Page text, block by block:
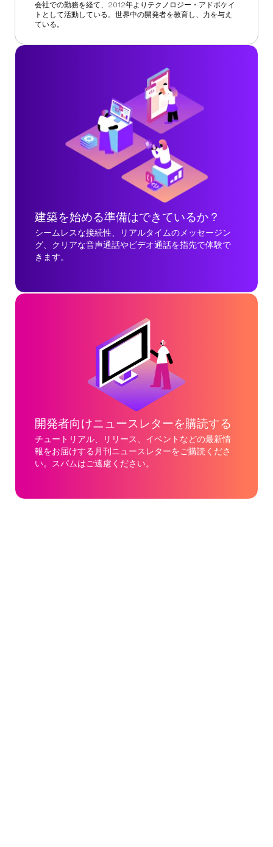
会社での勤務を経て、2012年よりテクノロジー・アドボケイ
トとして活動している。世界中の開発者を教育し、力を与え
ている。
建築を始める準備はできているか？
シームレスな接続性、リアルタイムのメッセージン
グ、クリアな音声通話やビデオ通話を指先で体験で
きます。
開発者向けニュースレターを購読する
チュートリアル、リリース、イベントなどの最新情
報をお届けする月刊ニュースレターをご購読くださ
い。スパムはご遠慮ください。